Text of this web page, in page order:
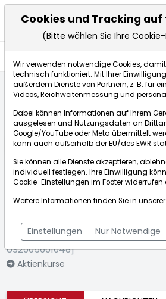
Börse:
Industrial (all
[WKN: 969420 | ISIN:
US2605661048]
Aktienkurse
Cookies und Tracking
(Bitte wählen Sie Ihre
Wir verwenden notwendige Cookies,
technisch funktioniert. Mit Ihrer
außerdem Dienste von Partnern, z. B. für
Videos, Reichweitenmessung und
Dabei können Informationen auf Ihrem
ausgelesen und Nutzungsdaten an
Google/YouTube oder Meta übermittelt
kann auch außerhalb der EU/des EWR
Sie können alle Dienste akzeptieren,
individuell festlegen. Ihre Einwilligung
Cookie-Einstellungen im Footer
Weitere Informationen finden Sie in unserer
Einstellungen Nur Notwendige